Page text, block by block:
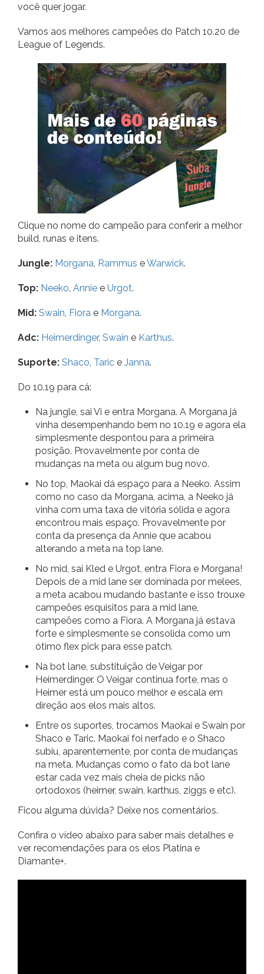
você quer jogar.
Vamos aos melhores campeões do Patch 10.20 de
League of Legends.
Clique no nome do campeão para conferir a melhor
build, runas e itens.
Jungle: Morgana, Rammus eWarwick.
Top: Neeko, Annie e Urgot.
Mid: Swain, Fiora e Morgana.
Adc: Heimerdinger, Swain e Karthus.
Suporte: Shaco, Taric e Janna.
Do 10.19 para cá:
Na jungle, sai Vi e entra Morgana. A Morgana já
vinha desempenhando bem no 10.19 e agora ela
simplesmente despontou para a primeira
posição. Provavelmente por conta de
mudanças na meta ou algum bug novo.
No top, Maokai dá espaço para a Neeko. Assim
como no caso da Morgana, acima, a Neeko já
vinha com uma taxa de vitória sólida e agora
encontrou mais espaço. Provavelmente por
conta da presença da Annie que acabou
alterando a meta na top lane.
No mid, sai Kled e Urgot, entra Fiora e Morgana!
Depois de a mid lane ser dominada por melees,
a meta acabou mudando bastante e isso trouxe
campeões esquisitos para a mid lane,
campeões como a Fiora. A Morgana já estava
forte e simplesmente se consolida como um
ótimo flex pick para esse patch.
Na bot lane, substituição de Veigar por
Heimerdinger. O Veigar continua forte, mas o
Heimer está um pouco melhor e escala em
direção aos elos mais altos.
Entre os suportes, trocamos Maokai e Swain por
Shaco e Taric. Maokai foi nerfado e o Shaco
subiu, aparentemente, por conta de mudanças
na meta. Mudanças como o fato da bot lane
estar cada vez mais cheia de picks não
ortodoxos (heimer, swain, karthus, ziggs e etc).
Ficou alguma dúvida? Deixe nos comentários.
Confira o vídeo abaixo para saber mais detalhes e
ver recomendações para os elos Platina e
Diamante+.